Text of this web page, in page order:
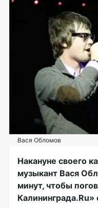
Вася Обломов
Накануне своего
музыкант Вася
минут, чтобы